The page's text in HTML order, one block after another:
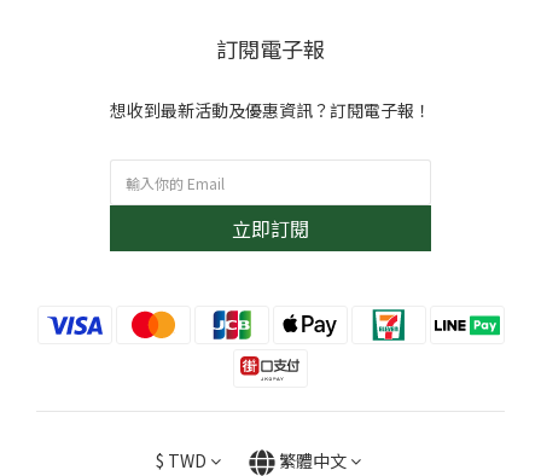
訂閱電子報
想收到最新活動及優惠資訊？訂閱電子報！
立即訂閱
$ TWD 繁體中文